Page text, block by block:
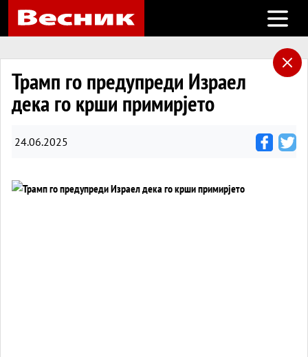
Open
Трамп го предупреди Израел
дека го крши примирјето
24.06.2025